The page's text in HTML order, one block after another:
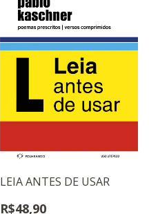
LEIA ANTES DE USAR
R$48,90